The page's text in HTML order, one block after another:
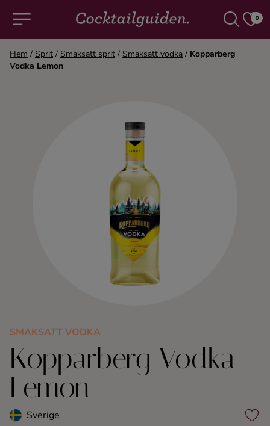
0
COCKTAILS & DRINKAR
Rom
Shots
Hem / Sprit / Smaksatt sprit / Smaksatt vodka / Kopparberg
Vodka Lemon
SMAKSATT VODKA
Kopparberg Vodka
Lemon
Sverige